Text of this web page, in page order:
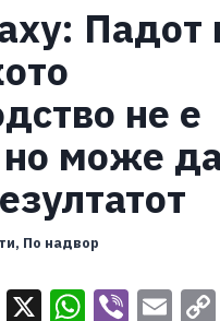
Падот
не е
но може
, По надвор
T X W Vi E